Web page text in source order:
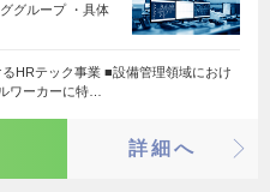
グループ ・具体
HRテック事業 ■設備管理領域におけ
ワーカーに特…
詳細へ